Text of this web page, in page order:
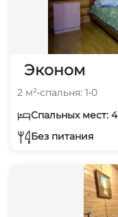
Эконом
2 м²•спальня: 1•0
Спальных мест: 4
Без питания